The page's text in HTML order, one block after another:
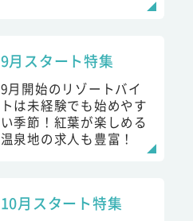
9月スタート特集
9月開始のリゾートバイ
トは未経験でも始めやす
い季節！紅葉が楽しめる
温泉地の求人も豊富！
10月スタート特集